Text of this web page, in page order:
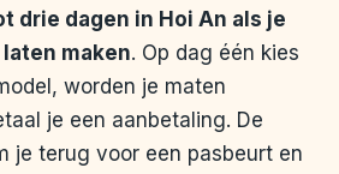
drie dagen in Hoi An als je
maken. Op dag één kies
worden je maten
je een aanbetaling. De
je terug voor een pasbeurt en